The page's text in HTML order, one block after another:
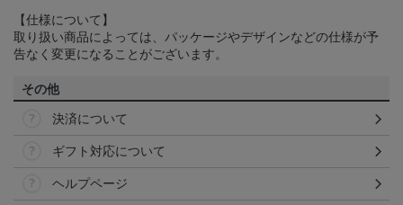
【仕様について】
取り扱い商品によっては、パッケージやデザインなどの仕様が予
告なく変更になることがございます。
その他
決済について
ギフト対応について
ヘルプページ